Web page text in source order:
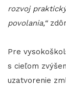
rozvoj
povolania,“
Pre
s cieľom
uzatvorenie